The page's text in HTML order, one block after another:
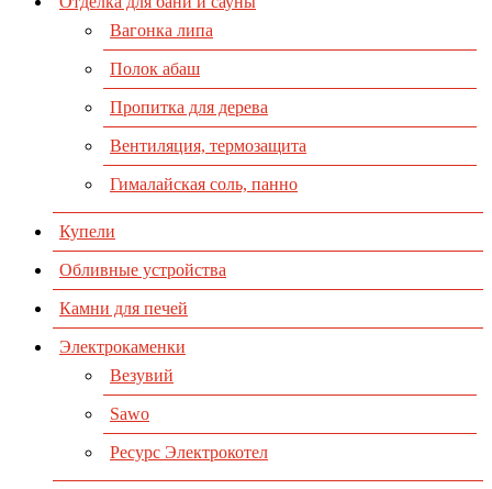
Вагонка липа
Полок абаш
Пропитка для дерева
Вентиляция, термозащита
Гималайская соль, панно
Купели
Обливные устройства
Камни для печей
Электрокаменки
Везувий
Sawo
Ресурс Электрокотел